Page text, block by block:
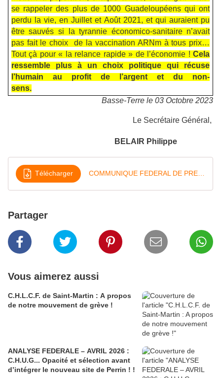
se rappeler des plus de 1000 Guadeloupéens qui ont
perdu la vie, en Juillet et Août 2021, et qui auraient pu
être sauvés si la tyrannie économico-sanitaire n’avait
pas fait le choix de la vaccination ARNm à tous prix…
Tout çà pour « la relance rapide » de l’économie !Cela
ressemble plus à un choix politique qui récuse
l’humain au profit de l’argent et du non-
sens.
Basse-Terre le 03 Octobre 2023
Le Secrétaire Général,
BELAIR Philippe
Télécharger
Partager
Vous aimerez aussi
C.H.L.C.F. de Saint-Martin : A propos
de notre mouvement de grève !
ANALYSE FEDERALE – AVRIL 2026 :
C.H.U.G... Opacité et sélection avant
d’intégrer le nouveau site de Perrin ! !